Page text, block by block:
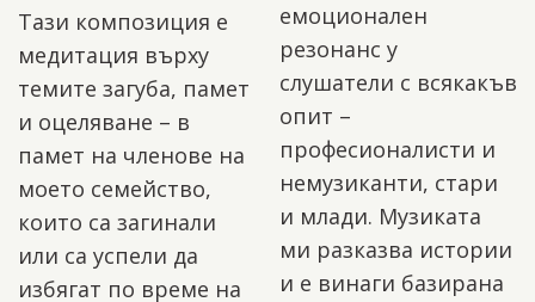
Тази композиция е
медитация върху
темите загуба, памет
и оцеляване – в
памет на членове на
моето семейство,
които са загинали
или са успели да
избягат по време на
емоционален
резонанс у
слушатели с всякакъв
опит –
професионалисти и
немузиканти, стари
и млади. Музиката
ми разказва истории
и e винаги базирана